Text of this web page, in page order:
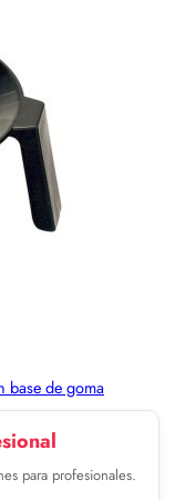
base de goma
para profesionales.